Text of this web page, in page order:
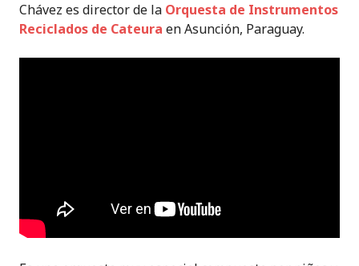
Chávez es director de la Orquesta de Instrumentos
Reciclados de Cateura en Asunción, Paraguay.